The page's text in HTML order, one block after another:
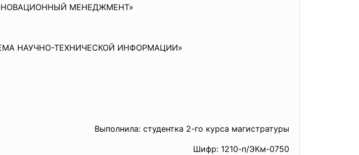
МЕНЕДЖМЕНТ»
НАУЧНО-ТЕХНИЧЕСКОЙ ИНФОРМАЦИИ»
Выполнила: студентка 2-го курса магистратуры
Шифр: 1210-п/ЭКм-0750